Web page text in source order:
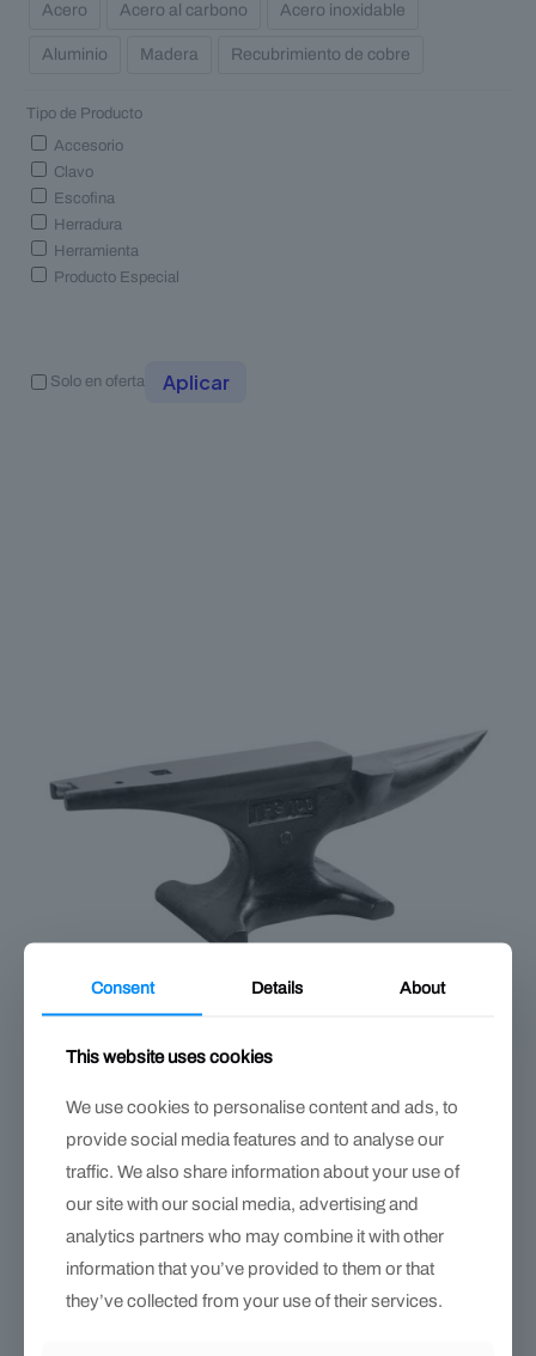
Acero Acero al carbono Acero inoxidable
Aluminio Madera Recubrimiento de cobre
Tipo de Producto
Accesorio
Clavo
Escofina
Herradura
Herramienta
Producto Especial
Solo en oferta Aplicar
Yunque TFS – modelo tradicional, 100 lb
16,417.00
EN OFERTA
Consent Details About
This website uses cookies
We use cookies to personalise content and ads, to
provide social media features and to analyse our
traffic. We also share information about your use of
our site with our social media, advertising and
analytics partners who may combine it with other
information that you’ve provided to them or that
they’ve collected from your use of their services.